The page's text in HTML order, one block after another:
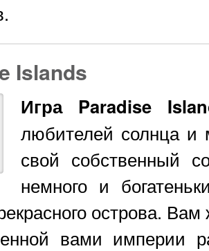
Islands
Игра Paradise
любителей солнца и
свой собственный
немного и
острова.
вами империи